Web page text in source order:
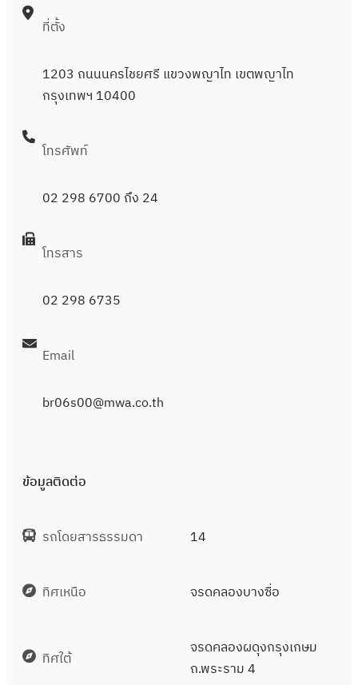
ที่ตั้ง
1203 ถนนนครไชยศรี แขวงพญาไท เขตพญาไท
กรุงเทพฯ 10400
โทรศัพท์
02 298 6700 ถึง 24
โทรสาร
02 298 6735
Email
br06s00@mwa.co.th
ข้อมูลติดต่อ
รถโดยสารธรรมดา 14
ทิศเหนือ จรดคลองบางซื่อ
ทิศใต้
จรดคลองผดุงกรุงเกษม
ถ.พระราม 4